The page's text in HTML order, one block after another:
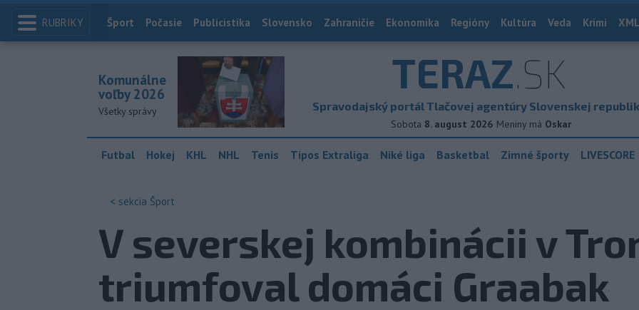
RUBRIKY Index
Šport Počasie Publicistika Slovensko Zahraničie Ekonomika Regióny Kultúra Veda Krimi
TERAZ.SK
Spravodajský portál Tlačovej agentúry Slovenskej
Sobota 8. august 2026 Meniny má Oskar
Komunálne
voľby 2026
Všetky správy
Futbal Hokej KHL NHL Tenis Tipos Extraliga Niké liga Basketbal Zimné športy LIVESCORE
< sekcia Šport
V severskej kombinácii v
triumfoval domáci Graabak